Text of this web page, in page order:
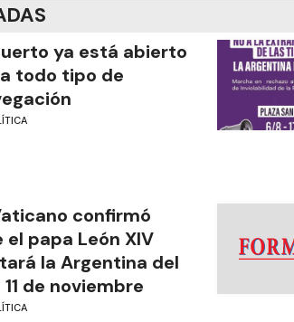
ya está abierto
todo tipo de
confirmó
el papa León XIV
la Argentina del
11 de noviembre